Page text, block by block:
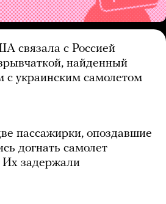
связала с Россией
найденный
с украинским самолетом
пассажирки, опоздавшие
догнать самолет
Их задержали